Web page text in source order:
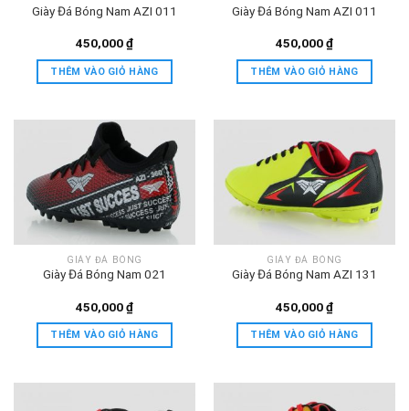
Giày Đá Bóng Nam AZI 011
450,000₫
THÊM VÀO GIỎ HÀNG
Giày Đá Bóng Nam AZI 011
450,000₫
THÊM VÀO GIỎ HÀNG
GIÀY ĐÁ BÓNG
Giày Đá Bóng Nam 021
450,000₫
THÊM VÀO GIỎ HÀNG
GIÀY ĐÁ BÓNG
Giày Đá Bóng Nam AZI 131
450,000₫
THÊM VÀO GIỎ HÀNG